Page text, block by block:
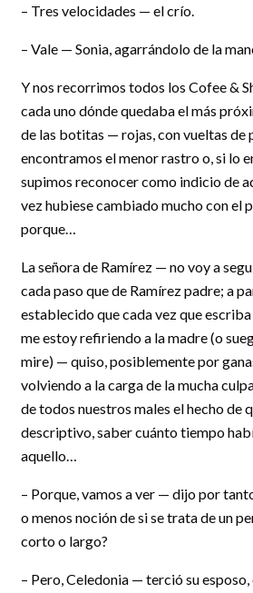
– Tres velocidades — el crío.
– Vale — Sonia, agarrándolo de la
Y nos recorrimos todos los Cofee &
cada uno dónde quedaba el más
de las botitas — rojas, con vueltas de
encontramos el menor rastro o, si lo
supimos reconocer como indicio de
vez hubiese cambiado mucho con el
porque…
La señora de Ramírez — no voy a
cada paso que de Ramírez padre; a
establecido que cada vez que escriba
me estoy refiriendo a la madre (o
mire) — quiso, posiblemente por
volviendo a la carga de la mucha
de todos nuestros males el hecho de
descriptivo, saber cuánto tiempo
aquello…
– Porque, vamos a ver — dijo por
o menos noción de si se trata de un
corto o largo?
– Pero, Celedonia — terció su esposo,